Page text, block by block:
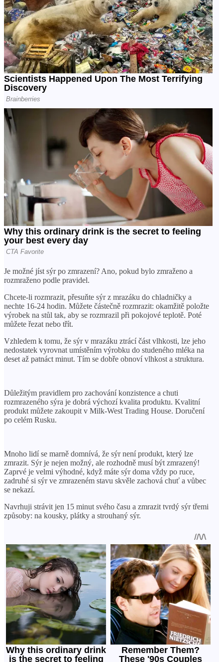
Je možné jíst sýr po zmrazení? Ano, pokud bylo zmraženo a
rozmraženo podle pravidel.
Chcete-li rozmrazit, přesuňte sýr z mrazáku do chladničky a
nechte 16-24 hodin. Můžete částečně rozmrazit: okamžitě položte
výrobek na stůl tak, aby se rozmrazil při pokojové teplotě. Poté
můžete řezat nebo třít.
Vzhledem k tomu, že sýr v mrazáku ztrácí část vlhkosti, lze jeho
nedostatek vyrovnat umístěním výrobku do studeného mléka na
deset až patnáct minut. Tím se dobře obnoví vlhkost a struktura.
Důležitým pravidlem pro zachování konzistence a chuti
rozmrazeného sýra je dobrá výchozí kvalita produktu. Kvalitní
produkt můžete zakoupit v Milk-West Trading House. Doručení
po celém Rusku.
Mnoho lidí se marně domnívá, že sýr není produkt, který lze
zmrazit. Sýr je nejen možný, ale rozhodně musí být zmrazený!
Zaprvé je velmi výhodné, když máte sýr doma vždy po ruce,
zadruhé si sýr ve zmrazeném stavu skvěle zachová chuť a vůbec
se nekazí.
Navrhuji strávit jen 15 minut svého času a zmrazit tvrdý sýr třemi
způsoby: na kousky, plátky a strouhaný sýr.